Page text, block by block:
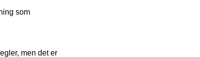
som
men det er